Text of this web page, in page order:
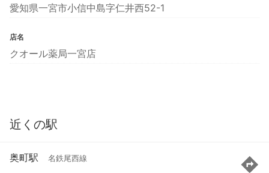
愛知県一宮市小信中島字仁井西52-1
店名
クオール薬局一宮店
近くの駅
奥町駅 名鉄尾西線